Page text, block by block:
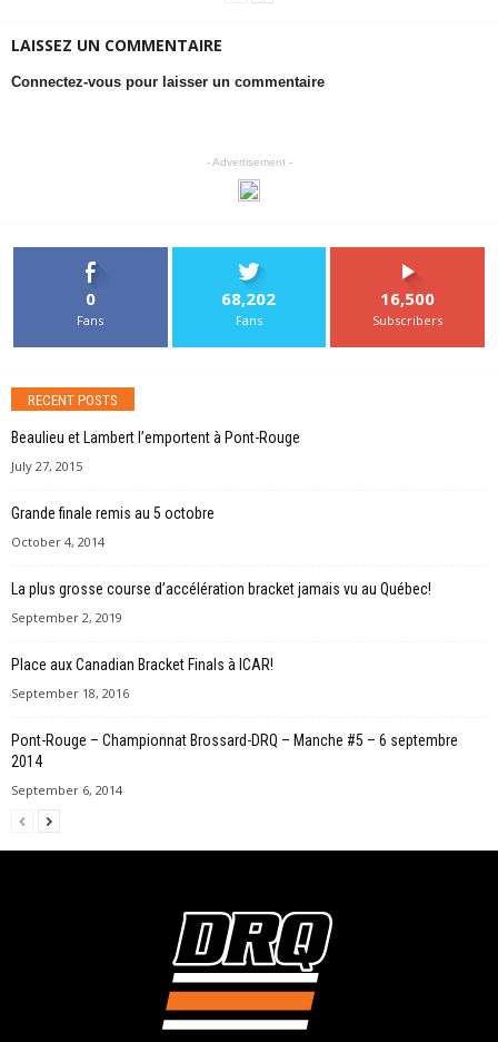
LAISSEZ UN COMMENTAIRE
Connectez-vous pour laisser un commentaire
- Advertisement -
0
Fans
68,202
Fans
16,500
Subscribers
RECENT POSTS
Beaulieu et Lambert l’emportent à Pont-Rouge
July 27, 2015
Grande finale remis au 5 octobre
October 4, 2014
La plus grosse course d’accélération bracket jamais vu au Québec!
September 2, 2019
Place aux Canadian Bracket Finals à ICAR!
September 18, 2016
Pont-Rouge – Championnat Brossard-DRQ – Manche #5 – 6 septembre
2014
September 6, 2014